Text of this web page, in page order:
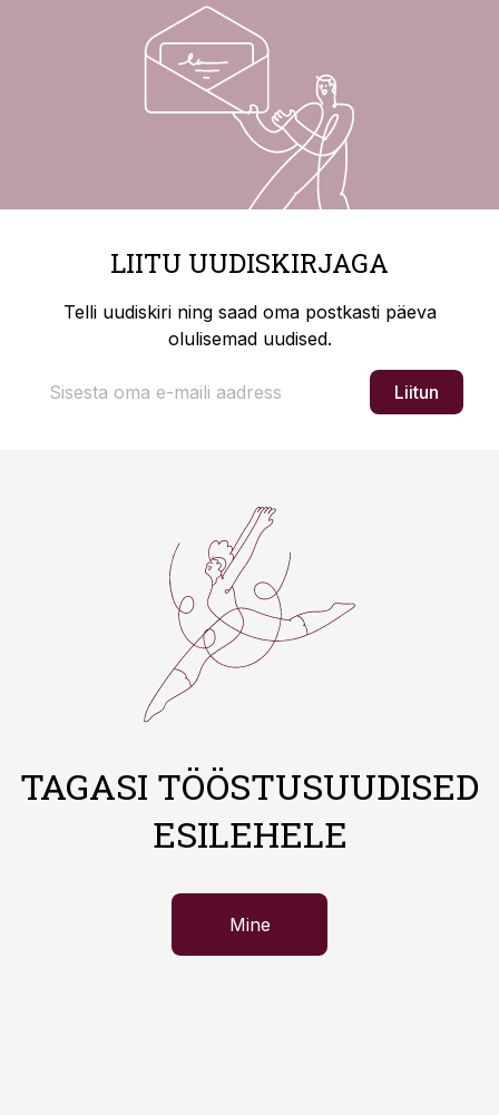
LIITU UUDISKIRJAGA
Telli uudiskiri ning saad oma postkasti päeva
olulisemad uudised.
Liitun
TAGASI TÖÖSTUSUUDISED
ESILEHELE
Mine